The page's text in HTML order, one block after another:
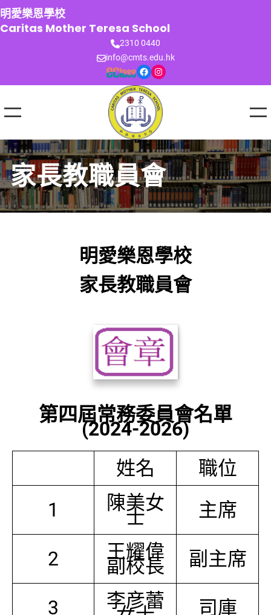
跳
至
主
明愛樂恩學校
Caritas Mother Teresa School
2310 0440
info@cmts.edu.hk
Facebook Instagram
家長教職員會
明愛樂恩學校
家長教職員會
第四屆常務委員會名單
(2024-2026)
姓名
職位
1
陳美女
士 主席
2 王耀偉
副校長 副主席
3 李彦蕾 司庫